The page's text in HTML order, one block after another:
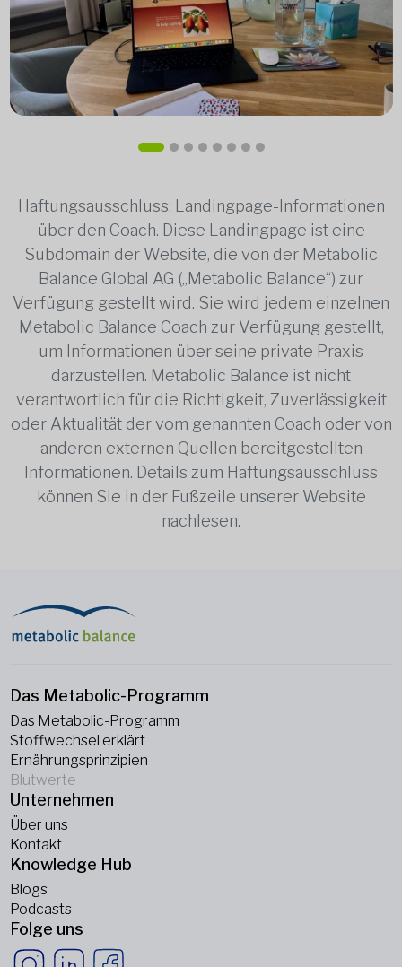
Haftungsausschluss: Landingpage-Informationen
über den Coach. Diese Landingpage ist eine
Subdomain der Website, die von der Metabolic
Balance Global AG („Metabolic Balance“) zur
Verfügung gestellt wird. Sie wird jedem einzelnen
Metabolic Balance Coach zur Verfügung gestellt,
um Informationen über seine private Praxis
darzustellen. Metabolic Balance ist nicht
verantwortlich für die Richtigkeit, Zuverlässigkeit
oder Aktualität der vom genannten Coach oder von
anderen externen Quellen bereitgestellten
Informationen. Details zum Haftungsausschluss
können Sie in der Fußzeile unserer Website
nachlesen.
Das Metabolic-Programm
Das Metabolic-Programm
Stoffwechsel erklärt
Ernährungsprinzipien
Blutwerte
Unternehmen
Über uns
Kontakt
Knowledge Hub
Blogs
Podcasts
Folge uns